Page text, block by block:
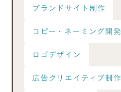
ブランドサイト制作
コピー・ネーミング開発
ロゴデザイン
広告クリエイティブ制作